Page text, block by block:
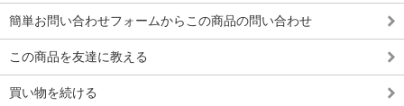
簡単お問い合わせフォームからこの商品の問い合わせ
この商品を友達に教える
買い物を続ける